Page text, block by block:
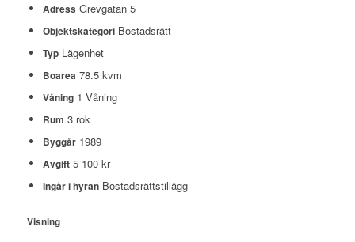
Adress Grevgatan 5
ObjektskategoriBostadsrätt
TypLägenhet
Boarea 78.5 kvm
Våning1 Våning
Rum 3 rok
Byggår1989
Avgift5 100 kr
Ingår i hyranBostadsrättstillägg
Visning